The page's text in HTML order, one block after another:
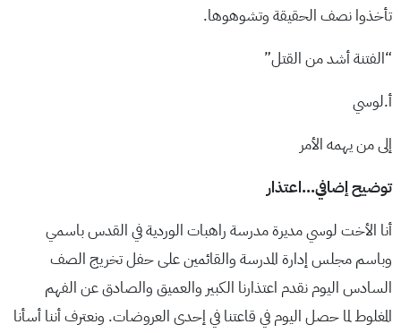
تأخذوا نصف الحقيقة وتشوهوها.
“الفتنة أشد من القتل”
أ.لوسي
إلى من يهمه الأمر
توضيح إضافي…اعتذار
أنا الأخت لوسي مديرة مدرسة راهبات الوردية في القدس باسمي
وباسم مجلس إدارة المدرسة والقائمين على حفل تخريج الصف
السادس اليوم نقدم اعتذارنا الكبير والعميق والصادق عن الفهم
المغلوط لما حصل اليوم في قاعتنا في إحدى العروضات. ونعترف أننا أسأنا